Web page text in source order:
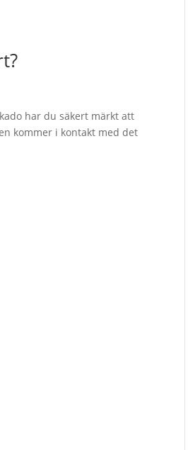
har du säkert märkt att
kommer i kontakt med det